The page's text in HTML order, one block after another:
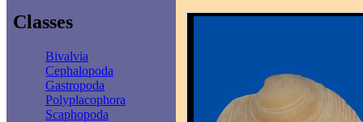
Classes
Bivalvia
Cephalopoda
Gastropoda
Polyplacophora
Scaphopoda